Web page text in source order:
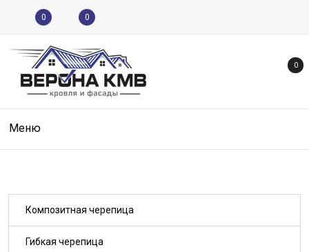
0 0
0
Меню
Композитная черепица
Гибкая черепица